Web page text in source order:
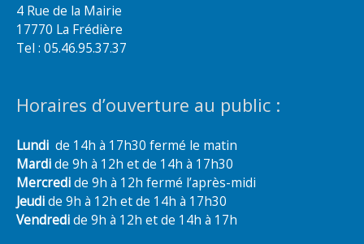
4 Rue de la Mairie
17770 La Frédière
Tel : 05.46.95.37.37
Horaires d’ouverture au public :
Lundi de 14h à 17h30 fermé le matin
Mardide 9h à 12h et de 14h à 17h30
Mercredide 9h à 12h fermé l’après-midi
Jeudide 9h à 12h et de 14h à 17h30
Vendredide 9h à 12h et de 14h à 17h